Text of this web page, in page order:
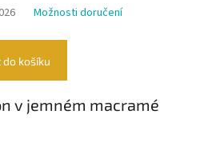
Možnosti doručení
do košíku
v jemném macramé